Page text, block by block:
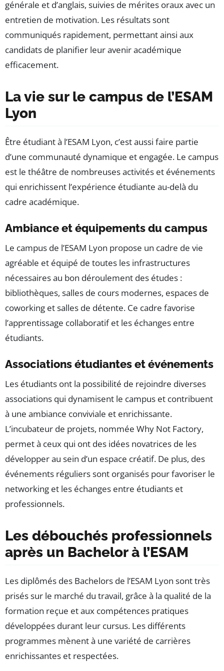
générale et d’anglais, suivies de mérites oraux avec un
entretien de motivation. Les résultats sont
communiqués rapidement, permettant ainsi aux
candidats de planifier leur avenir académique
efficacement.
La vie sur le campus de l’ESAM
Lyon
Être étudiant à l’ESAM Lyon, c’est aussi faire partie
d’une communauté dynamique et engagée. Le campus
est le théâtre de nombreuses activités et événements
qui enrichissent l’expérience étudiante au-delà du
cadre académique.
Ambiance et équipements du campus
Le campus de l’ESAM Lyon propose un cadre de vie
agréable et équipé de toutes les infrastructures
nécessaires au bon déroulement des études :
bibliothèques, salles de cours modernes, espaces de
coworking et salles de détente. Ce cadre favorise
l’apprentissage collaboratif et les échanges entre
étudiants.
Associations étudiantes et événements
Les étudiants ont la possibilité de rejoindre diverses
associations qui dynamisent le campus et contribuent
à une ambiance conviviale et enrichissante.
L’incubateur de projets, nommée Why Not Factory,
permet à ceux qui ont des idées novatrices de les
développer au sein d’un espace créatif. De plus, des
événements réguliers sont organisés pour favoriser le
networking et les échanges entre étudiants et
professionnels.
Les débouchés professionnels
après un Bachelor à l’ESAM
Les diplômés des Bachelors de l’ESAM Lyon sont très
prisés sur le marché du travail, grâce à la qualité de la
formation reçue et aux compétences pratiques
développées durant leur cursus. Les différents
programmes mènent à une variété de carrières
enrichissantes et respectées.